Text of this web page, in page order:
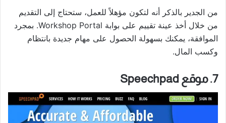
من الجدير بالذكر أنه لتكون مؤهلاً للعمل، ستحتاج إلى التقديم
من خلال أخذ عينة تقييم على بوابة Workshop Portal. بمجرد
الموافقة، يمكنك بسهولة الحصول على مهام جديدة بانتظام
وكسب المال.
7. موقع Speechpad